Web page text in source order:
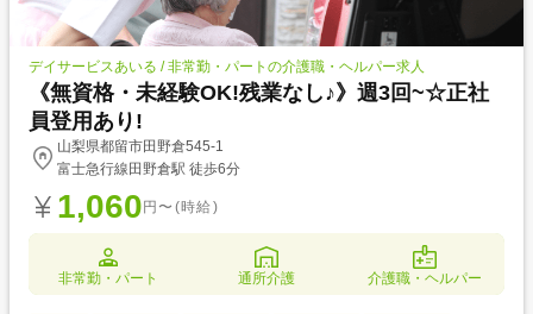
デイサービスあいる / 非常勤・パートの介護職・ヘルパー求人
《無資格・未経験OK!残業なし♪》週3回~☆正社
員登用あり!
山梨県都留市田野倉545-1
富士急行線田野倉駅 徒歩6分
1,060 円〜(時給)
非常勤・パート 通所介護 介護職・ヘルパー